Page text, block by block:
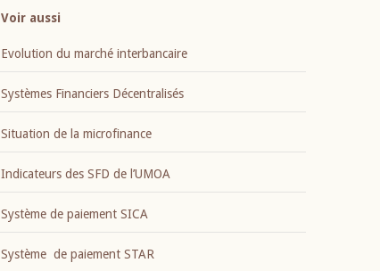
Voir aussi
Evolution du marché interbancaire
Systèmes Financiers Décentralisés
Situation de la microfinance
Indicateurs des SFD de l’UMOA
Système de paiement SICA
Système de paiement STAR